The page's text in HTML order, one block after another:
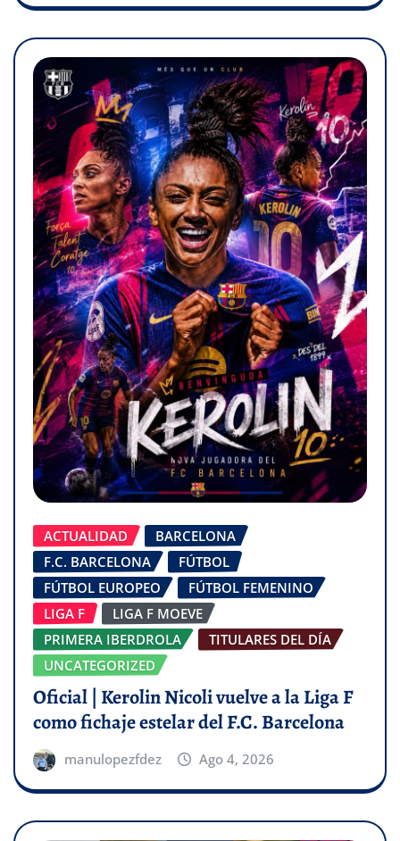
ACTUALIDAD
BARCELONA
F.C. BARCELONA
FÚTBOL
FÚTBOL EUROPEO
FÚTBOL FEMENINO
LIGA F
LIGA F MOEVE
PRIMERA IBERDROLA
TITULARES DEL DÍA
UNCATEGORIZED
Oficial | Kerolin Nicoli vuelve a la Liga F
como fichaje estelar del F.C. Barcelona
manulopezfdez Ago 4, 2026